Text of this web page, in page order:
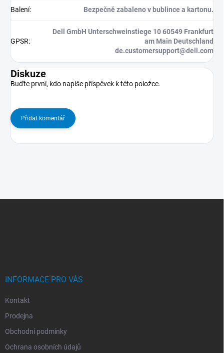
Balení: Bezpečně zabaleno v bublince a kartonu.
GPSR:
Dell GmbH Unterschweinstiege 10 60549 Frankfurt
am Main Deutschland
de.customersupport@dell.com
Diskuze
Buďte první, kdo napíše příspěvek k této položce.
Přidat komentář
INFORMACE PRO VÁS
Kontakt
Prodejna
Obchodní podmínky
Ochrana osobních údajů